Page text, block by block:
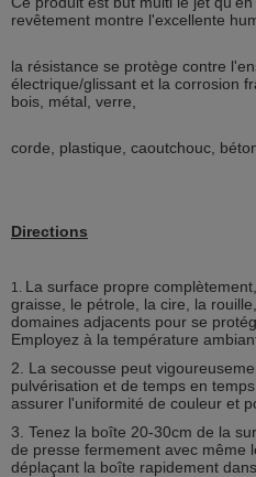
revêtement montre l'excellente
la résistance se protège contre
électrique/glissant et la corrosion
bois, métal, verre,
corde, plastique, caoutchouc,
Directions
1. La surface propre
graisse, le pétrole, la cire, la
domaines adjacents pour se
Employez à la température
2. La secousse peut
pulvérisation et de temps en
assurer l'uniformité de couleur et
3. Tenez la boîte 20-30cm de la
de presse fermement avec même
déplaçant la boîte rapidement